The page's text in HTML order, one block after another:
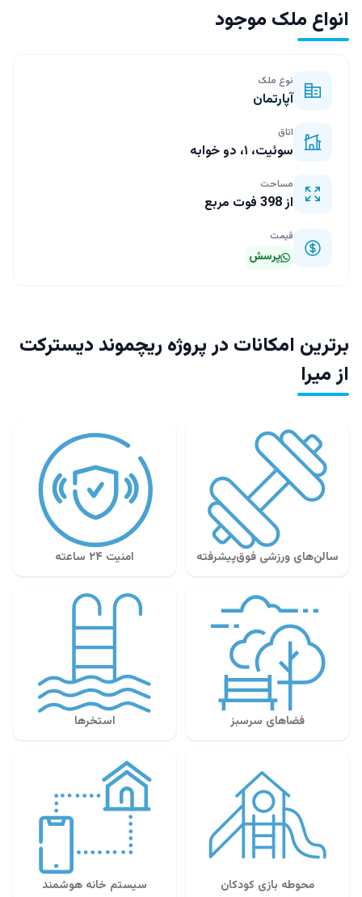
انواع ملک موجود
نوع ملک
آپارتمان
اتاق
سوئیت، ۱، دو خوابه
مساحت
از 398 فوت مربع
قیمت
پرسش
برترین امکانات در پروژه ریچموند دیسترکت
از میرا
سالن‌های ورزشی فوق‌پیشرفته امنیت ۲۴ ساعته
فضاهای سرسبز استخرها
محوطه بازی کودکان سیستم خانه هوشمند